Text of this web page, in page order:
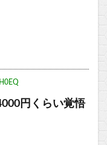
円くらい覚悟